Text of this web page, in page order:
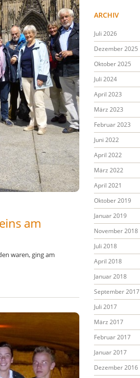
am
waren, ging am
ARCHIV
Juli 2026
Dezember 2025
Oktober 2025
Juli 2024
April 2023
März 2023
Februar 2023
Juni 2022
April 2022
März 2022
April 2021
Oktober 2019
Januar 2019
November 2018
Juli 2018
April 2018
Januar 2018
September 2017
Juli 2017
März 2017
Februar 2017
Januar 2017
Dezember 2016